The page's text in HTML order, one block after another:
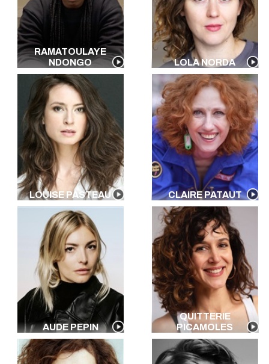
RAMATOULAYE
NDONGO
LOLA NORDA
LOUISE PASTEAU CLAIRE PATAUT
AUDE PEPIN
QUITTERIE
PICAMOLES